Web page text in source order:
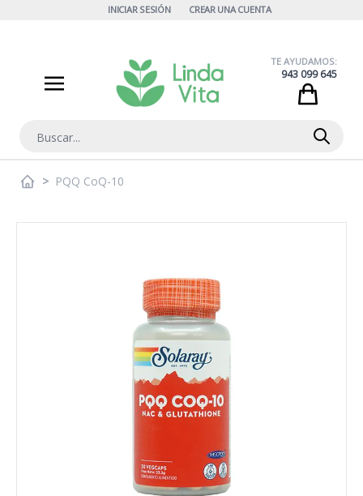
INICIAR SESIÓN CREAR UNA CUENTA
Buscar
TE AYUDAMOS:
943 099 645
> PQQ CoQ-10